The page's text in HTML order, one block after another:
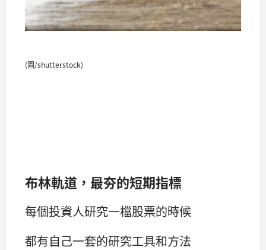
(圖/shutterstock)
布林軌道，最夯的短期指標
每個投資人研究一檔股票的時候
都有自己一套的研究工具和方法